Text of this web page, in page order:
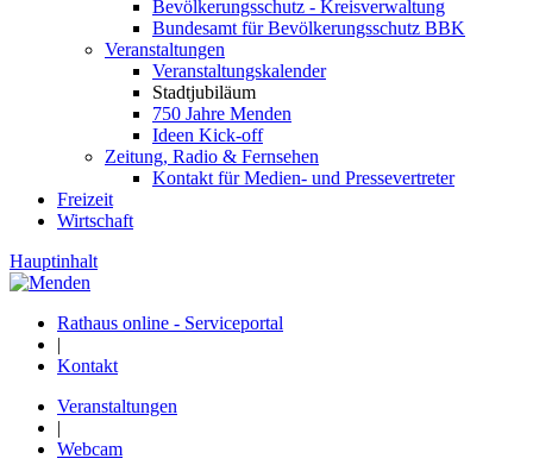
Bevölkerungsschutz - Kreisverwaltung
Bundesamt für Bevölkerungsschutz BBK
Veranstaltungen
Veranstaltungskalender
Stadtjubiläum
750 Jahre Menden
Ideen Kick-off
Zeitung, Radio & Fernsehen
Kontakt für Medien- und Pressevertreter
Freizeit
Wirtschaft
Hauptinhalt
Rathaus online - Serviceportal
|
Kontakt
Veranstaltungen
|
Webcam